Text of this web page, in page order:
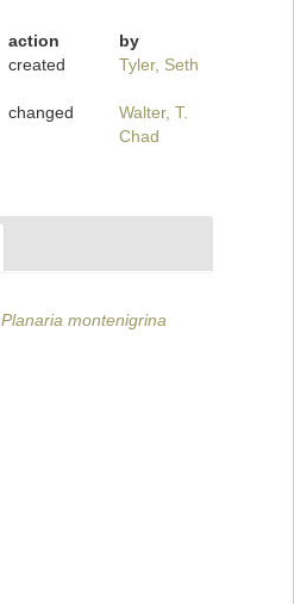
action
by
created Tyler, Seth
changed
Walter, T.
Chad
Planaria montenigrina